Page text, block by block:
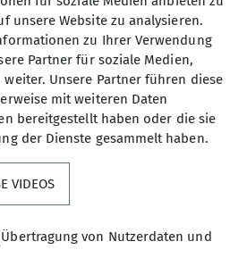
Bad Reichenhall
badreichenhall.de
unsere Website zu analysieren.
zu Ihrer Verwendung
Partner für soziale Medien,
weiter. Unsere Partner führen diese
mit weiteren Daten
bereitgestellt haben oder die sie
der Dienste gesammelt haben.
VIDEOS
von Nutzerdaten und